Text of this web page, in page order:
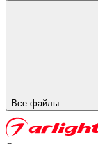
Все файлы